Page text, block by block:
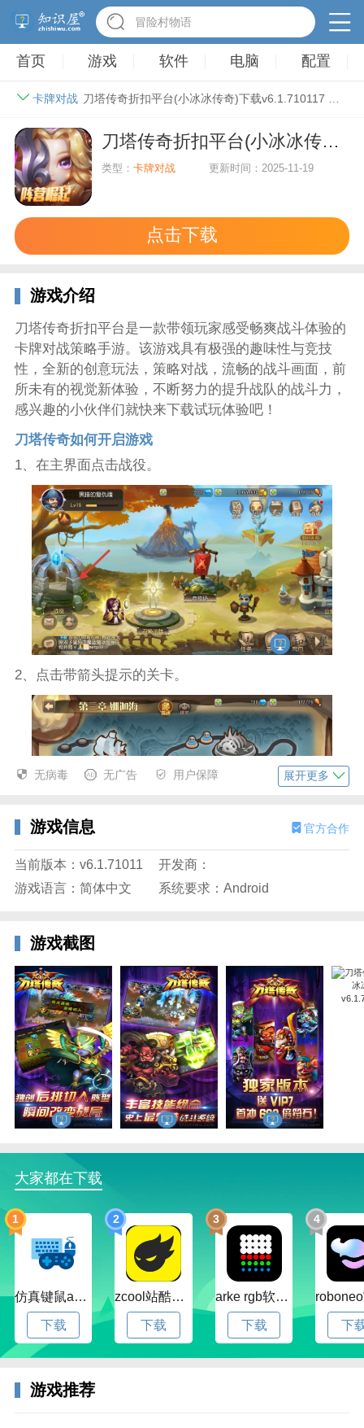
冒险村物语
首页 游戏 软件 电脑 配置
卡牌对战 刀塔传奇折扣平台(小冰冰传奇)下载v6.1.710117 安卓服
刀塔传奇折扣平台(小冰冰传奇)下载v6.1.710117 安卓服
类型：卡牌对战 更新时间：2025-11-19
点击下载
游戏介绍
刀塔传奇折扣平台是一款带领玩家感受畅爽战斗体验的
卡牌对战策略手游。该游戏具有极强的趣味性与竞技
性，全新的创意玩法，策略对战，流畅的战斗画面，前
所未有的视觉新体验，不断努力的提升战队的战斗力，
感兴趣的小伙伴们就快来下载试玩体验吧！
刀塔传奇如何开启游戏
1、在主界面点击战役。
2、点击带箭头提示的关卡。
3、点击挑战配置队伍后开始游戏。
刀塔传奇折扣端简介
游戏中，兽人、人类、精灵、死灵、机械等上百种不同
型，栩栩如生，每名英雄都拥有专属技能，掌中微操，
瞬间大招。玩家可通过操作改变战局，实现技能打断、
的游戏乐趣。
无病毒 无广告 用户保障 展开更多
游戏信息 官方合作
当前版本：v6.1.71011
开发商：
游戏语言：简体中文
系统要求：Android
游戏截图
大家都在下载
1
仿真键鼠app官方版下载v1.4.3.58 安卓最新版
下载
2
zcool站酷官方版下载v5.15.0 安卓最新版本
下载
3
arke rgb软件下载v20.0 安卓版
下载
4
下
游戏推荐